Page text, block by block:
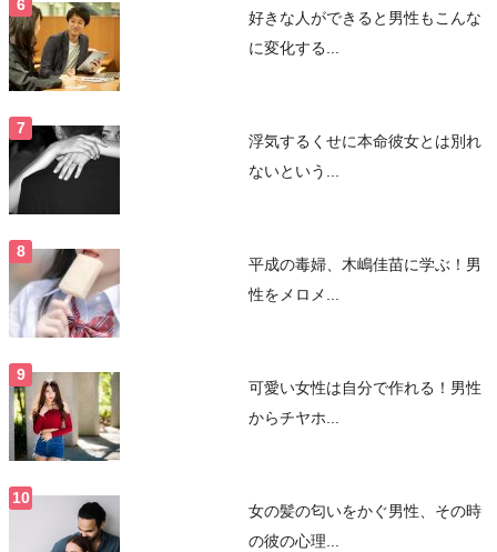
好きな人ができると男性もこんな
に変化する...
浮気するくせに本命彼女とは別れ
ないという...
平成の毒婦、木嶋佳苗に学ぶ！男
性をメロメ...
可愛い女性は自分で作れる！男性
からチヤホ...
女の髪の匂いをかぐ男性、その時
の彼の心理...